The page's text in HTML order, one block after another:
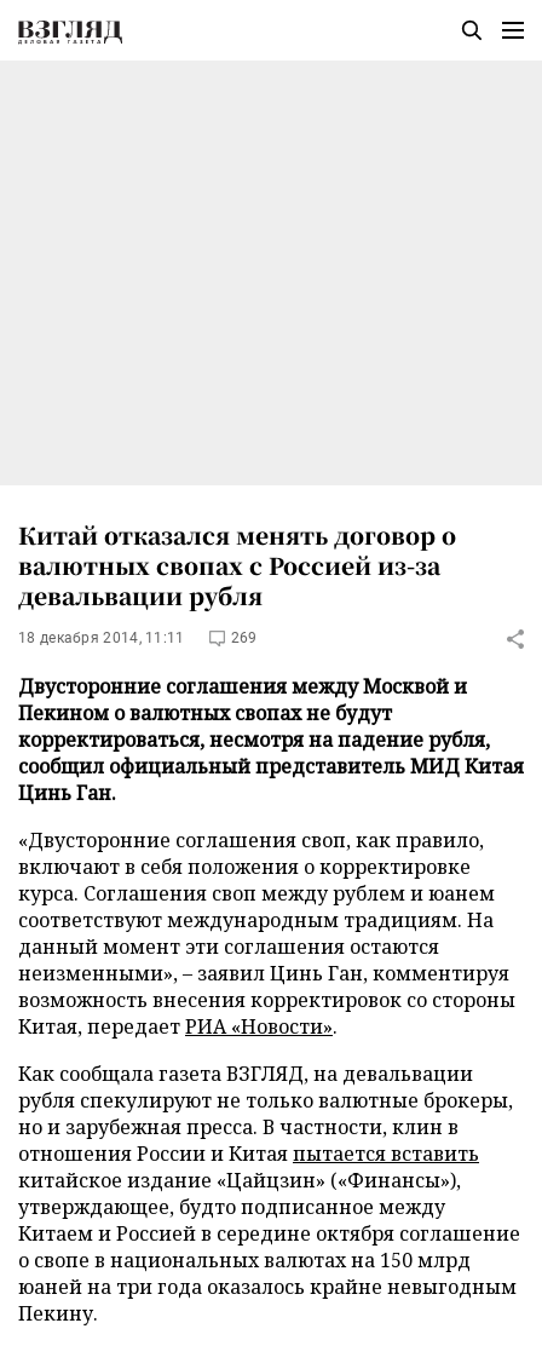
Китай отказался менять договор о
валютных свопах с Россией из-за
девальвации рубля
18 декабря 2014, 11:11 269
Двусторонние соглашения между Москвой и
Пекином о валютных свопах не будут
корректироваться, несмотря на падение рубля,
сообщил официальный представитель МИД Китая
Цинь Ган.
«Двусторонние соглашения своп, как правило,
включают в себя положения о корректировке
курса. Соглашения своп между рублем и юанем
соответствуют международным традициям. На
данный момент эти соглашения остаются
неизменными», – заявил Цинь Ган, комментируя
возможность внесения корректировок со стороны
Китая, передаетРИА «Новости».
Как сообщала газета ВЗГЛЯД, на девальвации
рубля спекулируют не только валютные брокеры,
но и зарубежная пресса. В частности, клин в
отношения России и Китаяпытается вставить
китайское издание «Цайцзин» («Финансы»),
утверждающее, будто подписанное между
Китаем и Россией в середине октября соглашение
о свопе в национальных валютах на 150 млрд
юаней на три года оказалось крайне невыгодным
Пекину.